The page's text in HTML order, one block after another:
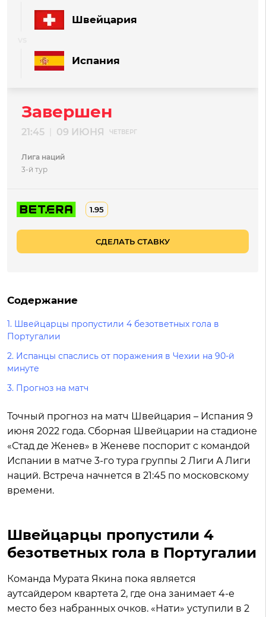
Швейцария
Испания
Завершен
21:45 09 ИЮНЯ ЧЕТВЕРГ
Лига наций
3-й тур
1.95
СДЕЛАТЬ СТАВКУ
Содержание
1. Швейцарцы пропустили 4 безответных гола в
Португалии
2. Испанцы спаслись от поражения в Чехии на 90-й
минуте
3. Прогноз на матч
Точный прогноз на матч Швейцария – Испания 9
июня 2022 года. Сборная Швейцарии на стадионе
«Стад де Женев» в Женеве поспорит с командой
Испании в матче 3-го тура группы 2 Лиги A Лиги
наций. Встреча начнется в 21:45 по московскому
времени.
Швейцарцы пропустили 4
безответных гола в Португалии
Команда Мурата Якина пока является
аутсайдером квартета 2, где она занимает 4-е
место без набранных очков. «Нати» уступили в 2